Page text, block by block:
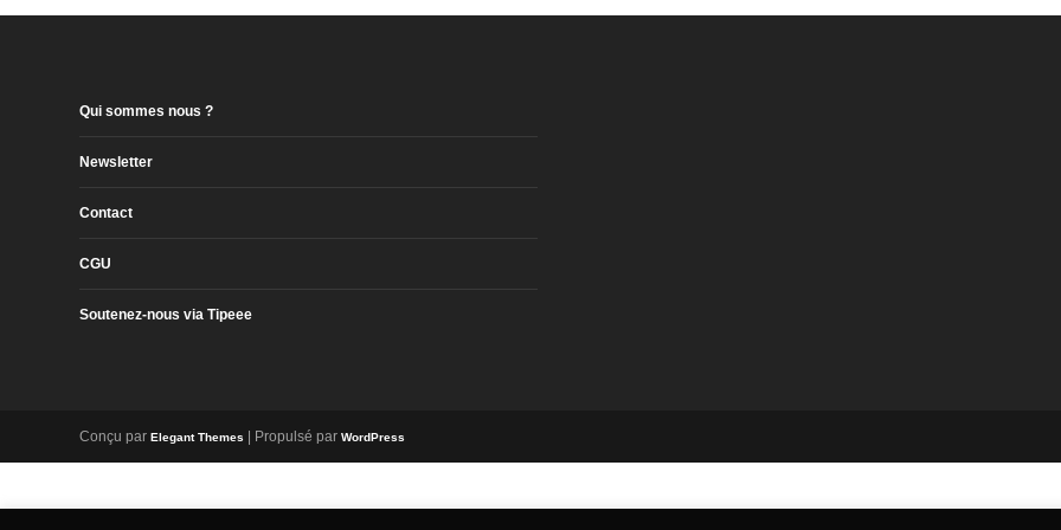
Qui sommes nous ?
Newsletter
Contact
CGU
Soutenez-nous via Tipeee
Conçu parElegant Themes | Propulsé parWordPress